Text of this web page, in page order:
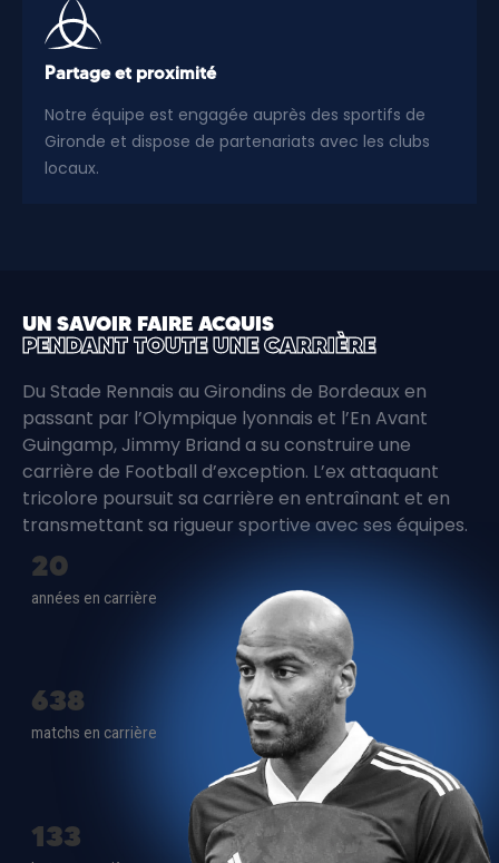
Partage et proximité
Notre équipe est engagée auprès des sportifs de
Gironde et dispose de partenariats avec les clubs
locaux.
UN SAVOIR FAIRE ACQUIS
PENDANT TOUTE UNE CARRIÈRE
Du Stade Rennais au Girondins de Bordeaux en
passant par l’Olympique lyonnais et l’En Avant
Guingamp, Jimmy Briand a su construire une
carrière de Football d’exception. L’ex attaquant
tricolore poursuit sa carrière en entraînant et en
transmettant sa rigueur sportive avec ses équipes.
20
années en carrière
638
matchs en carrière
133